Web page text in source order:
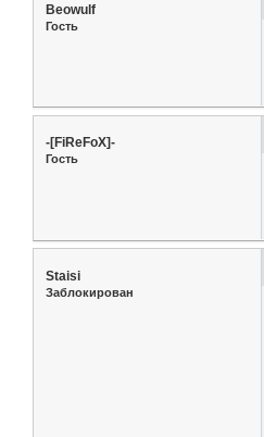
Beowulf
Гость
-[FiReFoX]-
Гость
Staisi
Заблокирован